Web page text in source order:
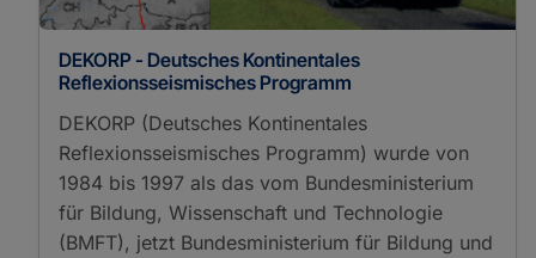
DEKORP - Deutsches Kontinentales
Reflexionsseismisches Programm
DEKORP (Deutsches Kontinentales
Reflexionsseismisches Programm) wurde von
1984 bis 1997 als das vom Bundesministerium
für Bildung, Wissenschaft und Technologie
(BMFT), jetzt Bundesministerium für Bildung und